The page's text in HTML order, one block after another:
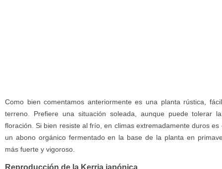
Como bien comentamos anteriormente es una planta rústica,
terreno. Prefiere una situación soleada, aunque puede tolerar
floración. Si bien resiste al frío, en climas extremadamente duros
un abono orgánico fermentado en la base de la planta en
más fuerte y vigoroso.
Reproducción de la Kerria japónica